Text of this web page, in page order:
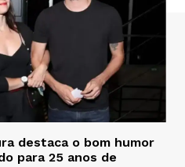
destaca o bom humor
para 25 anos de